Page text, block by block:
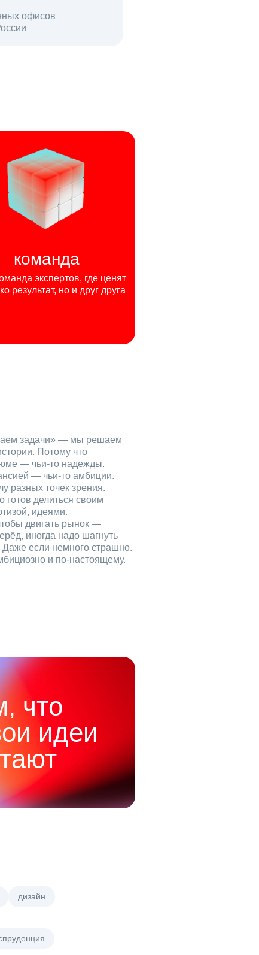
офисов
пользователей в день
команда
экспертов, где ценят
результат, но и друг друга
задачи» — мы решаем
Потому что
— чьи‑то надежды.
— чьи‑то амбиции.
разных точек зрения.
готов делиться своим
идеями.
двигать рынок —
иногда надо шагнуть
Даже если немного страшно.
и по‑настоящему.
что
идеи
дизайн